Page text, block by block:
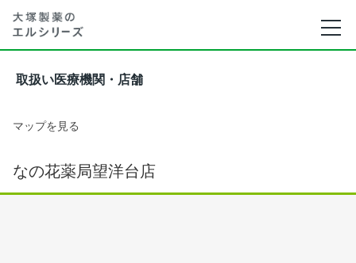
取扱い医療機関・店舗
マップを見る
なの花薬局望洋台店